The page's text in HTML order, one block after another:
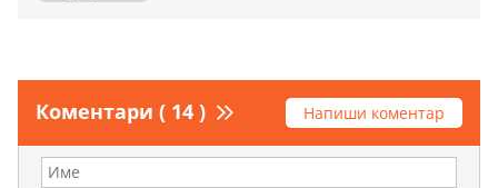
Коментари ( 14 ) Напиши коментар